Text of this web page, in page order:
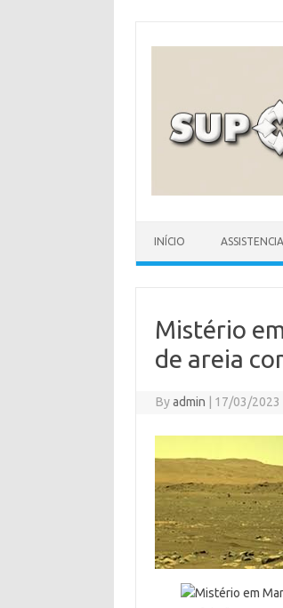
INÍCIO
Mistério
de areia
Byadmin 17/03/2023